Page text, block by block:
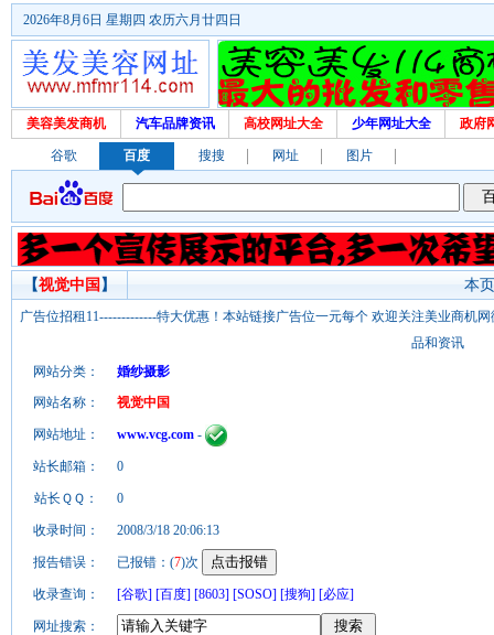
2026年8月6日 星期四 农历六月廿四日
美容美发商机 汽车品牌资讯 高校网址大全 少年网址大全 政府
谷歌 百度 搜搜 网址 图片
本
【视觉中国 】
广告位招租11-------------特大优惠！本站链接广告位一元每个 欢迎关注美业商机
品和资讯
网站分类：
婚纱摄影
网站名称：
视觉中国
网站地址： www.vcg.com -
站长邮箱： 0
站长ＱＱ： 0
收录时间： 2008/3/18 20:06:13
报告错误： 已报错：(7)次
收录查询： [谷歌] [百度] [8603] [SOSO] [搜狗] [必应]
网址搜索：